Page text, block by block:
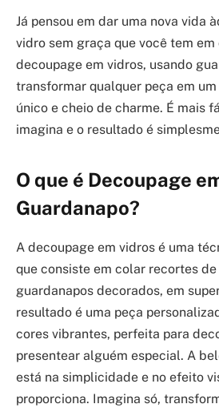
Já pensou em dar uma nova vida
vidro sem graça que você tem em
decoupage em vidros, usando
transformar qualquer peça em
único e cheio de charme. É mais
imagina e o resultado é
O que é Decoupage
Guardanapo?
A decoupage em vidros é uma
que consiste em colar recortes
guardanapos decorados, em
resultado é uma peça
cores vibrantes, perfeita para
presentear alguém especial. A
está na simplicidade e no efeito
proporciona. Imagina só,